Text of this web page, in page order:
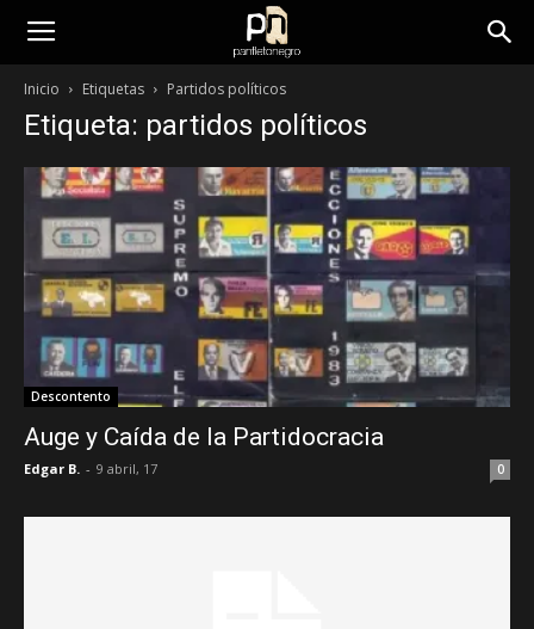
panfletonegro
Inicio Etiquetas Partidos políticos
Etiqueta: partidos políticos
Descontento
Auge y Caída de la Partidocracia
Edgar B. - 9 abril, 17 0